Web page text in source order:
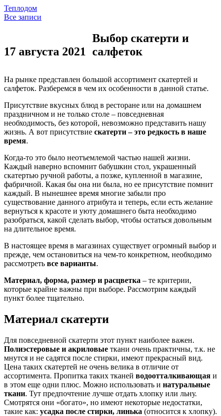
Теплодом
Все записи
Выбор скатерти и
салфеток
17 августа 2021
На рынке представлен большой ассортимент скатертей и
салфеток. Разберемся в чем их особенности в данной статье.
Присутствие вкусных блюд в ресторане или на домашнем
праздничном и не только столе – повседневная
необходимость, без которой, невозможно представить нашу
жизнь. А вот присутствие скатерти – это редкость в наше
время.
Когда-то это было неотъемлемой частью нашей жизни.
Каждый наверно вспомнит бабушкин стол, украшенный
скатертью ручной работы, а позже, купленной в магазине,
фабричной. Какая бы она ни была, но ее присутствие помнит
каждый. В нынешнее время многие забыли про
существование данного атрибута и теперь, если есть желание
вернуться к красоте и уюту домашнего быта необходимо
разобраться, какой сделать выбор, чтобы остаться довольным
на длительное время.
В настоящее время в магазинах существует огромный выбор и
прежде, чем остановиться на чем-то конкретном, необходимо
рассмотреть все варианты.
Материал, форма, размер и расцветка – те критерии,
которые крайне важны при выборе. Рассмотрим каждый
пункт более тщательно.
Материал скатерти
Для повседневной скатерти этот пункт наиболее важен.
Полиэстеровые и акриловые ткани очень практичны, т.к. не
мнутся и не садятся после стирки, имеют прекрасный вид.
Цена таких скатертей не очень велика в отличие от
ассортимента. Пропитка таких тканей водоотталкивающая и
в этом еще одни плюс. Можно использовать и натуральные
ткани. Тут предпочтение лучше отдать хлопку или льну.
Смотрятся они «богато», но имеют некоторые недостатки,
такие как: усадка после стирки, линька (относится к хлопку).